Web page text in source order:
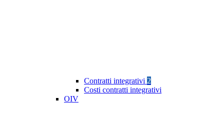
Contratti integrativi 2
Costi contratti integrativi
OIV